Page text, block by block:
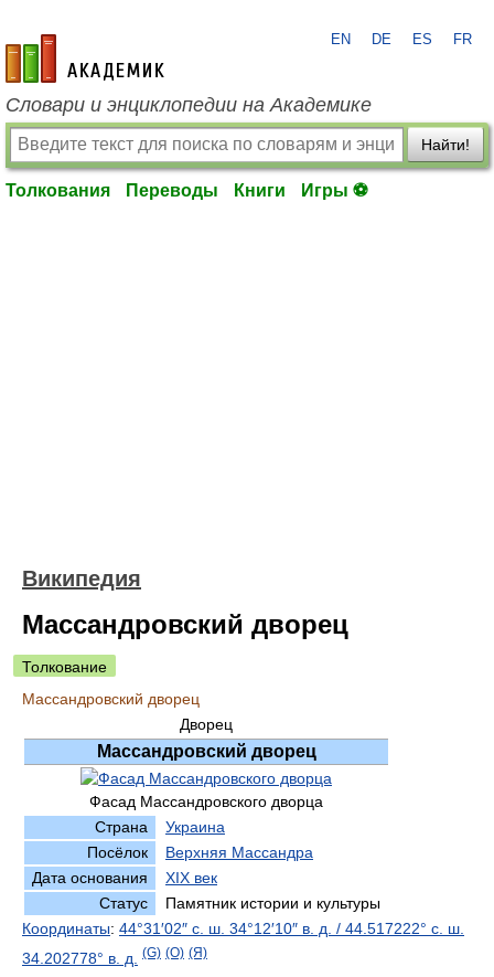
academic.ru
EN DE ES FR
Словари и энциклопедии на Академике
Найти!
Толкования Переводы Книги Игры ⚽
Википедия
Массандровский дворец
Толкование
Массандровский дворец
Дворец
Массандровский дворец
Фасад Массандровского дворца
Страна
Украина
Посёлок
Верхняя Массандра
Дата основания
XIX век
Статус
Памятник истории и культуры
Координаты: 44°31′02″ с. ш. 34°12′10″ в. д. / 44.517222° с. ш.
34.202778° в. д.
(G) (O) (Я)